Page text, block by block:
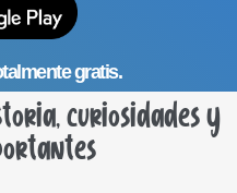
gratis.
curiosidades y